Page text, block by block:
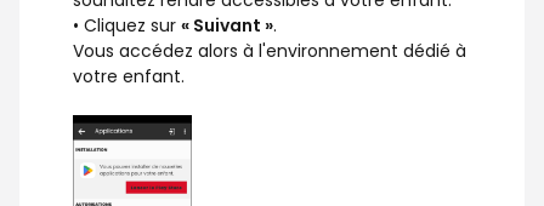
• Cliquez sur « Suivant ».
Vous accédez alors à l'environnement dédié à
votre enfant.